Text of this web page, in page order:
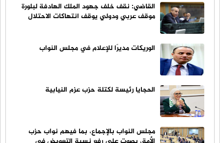
القاضي: نقف خلف جهود الملك الهادفة لبلورة
موقف عربي ودولي يوقف انتهاكات الاحتلال
الوريكات مديرًا للإعلام في مجلس النواب
الحجايا رئيسة لكتلة حزب عزم النيابية
مجلس النواب بالإجماع، بما فيهم نواب حزب